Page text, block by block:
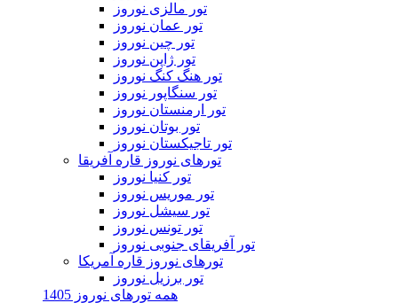
تور مالزی نوروز
تور عمان نوروز
تور چین نوروز
تور ژاپن نوروز
تور هنگ کنگ نوروز
تور سنگاپور نوروز
تور ارمنستان نوروز
تور بوتان نوروز
تور تاجیکستان نوروز
تورهای نوروز قاره آفریقا
تور کنیا نوروز
تور موریس نوروز
تور سیشل نوروز
تور تونس نوروز
تور آفریقای جنوبی نوروز
تورهای نوروز قاره آمریکا
تور برزیل نوروز
همه تورهای نوروز 1405